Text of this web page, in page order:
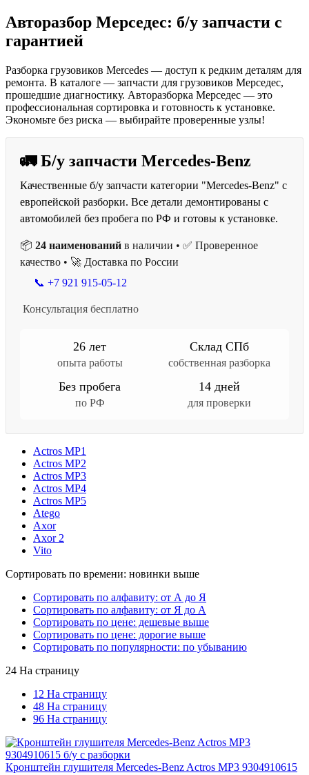
Авторазбор Мерседес: б/у запчасти с
гарантией
Разборка грузовиков Mercedes — доступ к редким деталям для
ремонта. В каталоге — запчасти для грузовиков Мерседес,
прошедшие диагностику. Авторазборка Мерседес — это
профессиональная сортировка и готовность к установке.
Экономьте без риска — выбирайте проверенные узлы!
🚛 Б/у запчасти Mercedes-Benz
Качественные б/у запчасти категории "Mercedes-Benz" с
европейской разборки. Все детали демонтированы с
автомобилей без пробега по РФ и готовы к установке.
📦 24 наименований в наличии • ✅ Проверенное
качество • 🚀 Доставка по России
📞 +7 921 915-05-12
Консультация бесплатно
26 лет
опыта работы
Склад СПб
собственная разборка
Без пробега
по РФ
14 дней
для проверки
Actros MP1
Actros MP2
Actros MP3
Actros MP4
Actros MP5
Atego
Axor
Axor 2
Vito
Сортировать по времени: новинки выше
Сортировать по алфавиту: от А до Я
Сортировать по алфавиту: от Я до А
Сортировать по цене: дешевые выше
Сортировать по цене: дорогие выше
Сортировать по популярности: по убыванию
24 На страницу
12 На страницу
48 На страницу
96 На страницу
Кронштейн глушителя Mercedes-Benz Actros MP3 9304910615